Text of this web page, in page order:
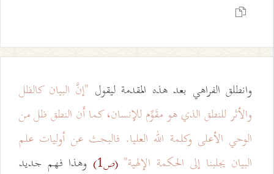
وانطلق الفراهي بعد هذه المقدمة ليقول "إنَّ البيان كالظل
والأثر للنطق الذي هو مقَوِّم للإنسان، كما أَن النطق ظل من
الوحي الأعلى وكلمة الله العليا. فالبحث عن أوليات علم
البيان يجلبنا إلى الحكمة الإلهية" (ص1) وهذا فهم جديد